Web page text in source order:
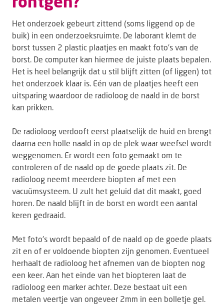
Het onderzoek gebeurt zittend (soms liggend op de
buik) in een onderzoeksruimte. De laborant klemt de
borst tussen 2 plastic plaatjes en maakt foto’s van de
borst. De computer kan hiermee de juiste plaats bepalen.
Het is heel belangrijk dat u stil blijft zitten (of liggen) tot
het onderzoek klaar is. Eén van de plaatjes heeft een
uitsparing waardoor de radioloog de naald in de borst
kan prikken.
De radioloog verdooft eerst plaatselijk de huid en brengt
daarna een holle naald in op de plek waar weefsel wordt
weggenomen. Er wordt een foto gemaakt om te
controleren of de naald op de goede plaats zit. De
radioloog neemt meerdere biopten af met een
vacuümsysteem. U zult het geluid dat dit maakt, goed
horen. De naald blijft in de borst en wordt een aantal
keren gedraaid.
Met foto's wordt bepaald of de naald op de goede plaats
zit en of er voldoende biopten zijn genomen. Eventueel
herhaalt de radioloog het afnemen van de biopten nog
een keer. Aan het einde van het biopteren laat de
radioloog een marker achter. Deze bestaat uit een
metalen veertje van ongeveer 2mm in een bolletje gel.